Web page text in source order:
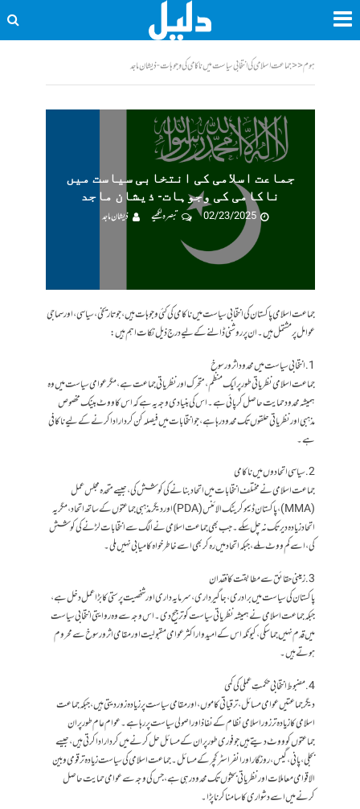
ہوم<<جماعت اسلامی کی انتخابی سیاست میں ناکامی کی وجوہات- ذیشان ماجد
جماعت اسلامی کی انتخابی سیاست میں
ناکامی کی وجوہات- ذیشان ماجد
02/23/2025
تبصرہ لکھیے ذیشان ماجد
جماعت اسلامی پاکستان کی انتخابی سیاست میں ناکامی کی کئی وجوہات ہیں، جو تاریخی، سیاسی، اور سماجی
عوامل پر مشتمل ہیں۔ ان پر روشنی ڈالنے کے لیے درج ذیل نکات اہم ہیں:
1. انتخابی سیاست میں محدود اثر و رسوخ
جماعت اسلامی نظریاتی طور پر ایک منظم، متحرک اور نظریاتی جماعت ہے، مگر عوامی سیاست میں وہ
ہمیشہ محدود حمایت حاصل کر پائی ہے۔ اس کی بنیادی وجہ یہ ہے کہ اس کا ووٹ بینک مخصوص
مذہبی اور نظریاتی حلقوں تک محدود رہا ہے، جو انتخابات میں فیصلہ کن کردار ادا کرنے کے لیے ناکافی
ہے۔
2. سیاسی اتحادوں میں ناکامی
جماعت اسلامی نے مختلف انتخابات میں اتحاد بنانے کی کوشش کی، جیسے متحدہ مجلس عمل
(MMA)، پاکستان ڈیموکریٹک الائنس (PDA) اور دیگر مذہبی جماعتوں کے ساتھ اتحاد، مگر یہ
اتحاد زیادہ دیر تک نہ چل سکے۔ جب بھی جماعت اسلامی نے الگ سے انتخابات لڑنے کی کوشش
کی، اسے کم ووٹ ملے، جبکہ اتحاد میں رہ کر بھی اسے خاطر خواہ کامیابی نہیں ملی۔
3. زمینی حقائق سے مطابقت کا فقدان
پاکستان کی سیاست میں برادری، جاگیرداری، سرمایہ داری اور شخصیت پرستی کا بڑا عمل دخل ہے،
جبکہ جماعت اسلامی نے ہمیشہ نظریاتی سیاست کو ترجیح دی۔ اس وجہ سے وہ روایتی انتخابی سیاست
میں قدم نہیں جما سکی، کیونکہ اس کے امیدوار اکثر عوامی مقبولیت اور مقامی اثر و رسوخ سے محروم
ہوتے ہیں۔
4. مضبوط انتخابی حکمتِ عملی کی کمی
دیگر جماعتیں عوامی مسائل، ترقیاتی کاموں، اور مقامی سیاست پر زیادہ زور دیتی ہیں، جبکہ جماعت
اسلامی کا زیادہ تر زور اسلامی نظام کے نفاذ اور اصولی سیاست پر رہا ہے۔ عوام عام طور پر ان
جماعتوں کو ووٹ دیتے ہیں جو فوری طور پر ان کے مسائل حل کرنے میں کردار ادا کرتی ہیں، جیسے
بجلی، پانی، گیس، روزگار اور انفراسٹرکچر کے مسائل۔ جماعت اسلامی کی سیاست زیادہ تر قومی و بین
الاقوامی معاملات اور نظریاتی بحثوں تک محدود رہی ہے، جس کی وجہ سے عوامی حمایت حاصل
کرنے میں اسے دشواری کا سامنا کرنا پڑا۔